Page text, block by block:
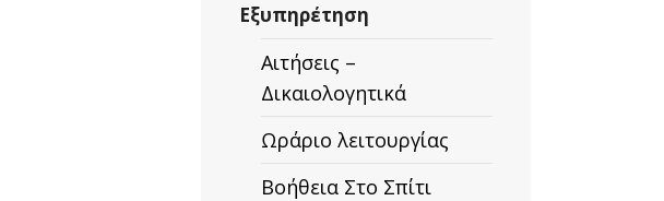
Εξυπηρέτηση
Αιτήσεις –
Δικαιολογητικά
Ωράριο λειτουργίας
Βοήθεια Στο Σπίτι